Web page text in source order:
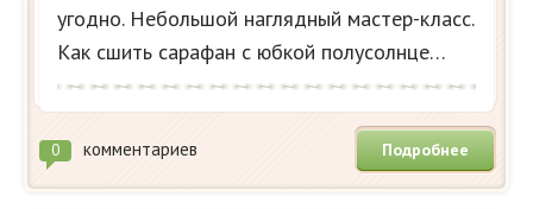
угодно. Небольшой наглядный мастер-класс.
Как сшить сарафан с юбкой полусолнце…
0 комментариев Подробнее